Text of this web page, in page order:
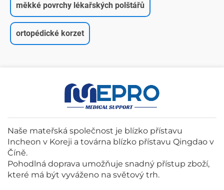
měkké povrchy lékařských polštářů
ortopédické korzet
Naše mateřská společnost je blízko přístavu
Incheon v Koreji a továrna blízko přístavu Qingdao v
Číně.
Pohodlná doprava umožňuje snadný přístup zboží,
které má být vyváženo na světový trh.